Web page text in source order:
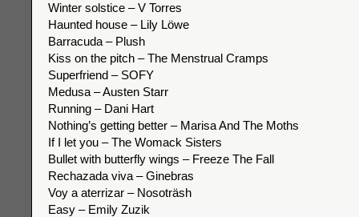
Winter solstice – V Torres
Haunted house – Lily Löwe
Barracuda – Plush
Kiss on the pitch – The Menstrual Cramps
Superfriend – SOFY
Medusa – Austen Starr
Running – Dani Hart
Nothing’s getting better – Marisa And The Moths
If I let you – The Womack Sisters
Bullet with butterfly wings – Freeze The Fall
Rechazada viva – Ginebras
Voy a aterrizar – Nosoträsh
Easy – Emily Zuzik